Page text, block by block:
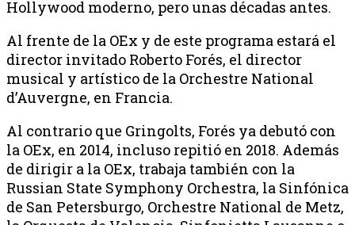
Hollywood moderno, pero unas décadas antes.
Al frente de la OEx y de este programa estará el
director invitado Roberto Forés, el director
musical y artístico de la Orchestre National
d’Auvergne, en Francia.
Al contrario que Gringolts, Forés ya debutó con
la OEx, en 2014, incluso repitió en 2018. Además
de dirigir a la OEx, trabaja también con la
Russian State Symphony Orchestra, la Sinfónica
de San Petersburgo, Orchestre National de Metz,